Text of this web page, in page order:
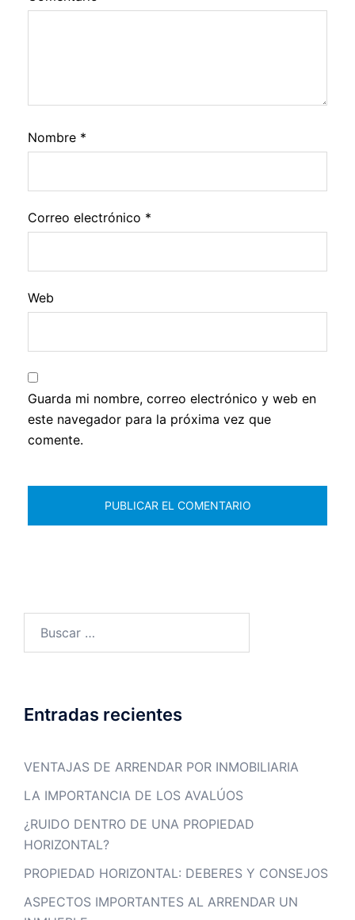
Nombre *
Correo electrónico *
Web
Guarda mi nombre, correo electrónico y web en
este navegador para la próxima vez que
comente.
Entradas recientes
VENTAJAS DE ARRENDAR POR INMOBILIARIA
LA IMPORTANCIA DE LOS AVALÚOS
¿RUIDO DENTRO DE UNA PROPIEDAD
HORIZONTAL?
PROPIEDAD HORIZONTAL: DEBERES Y CONSEJOS
ASPECTOS IMPORTANTES AL ARRENDAR UN